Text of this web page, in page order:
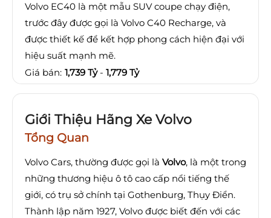
Volvo EC40 là một mẫu SUV coupe chạy điện,
trước đây được gọi là Volvo C40 Recharge, và
được thiết kế để kết hợp phong cách hiện đại với
hiệu suất mạnh mẽ.
Giá bán: 1,739 Tỷ - 1,779 Tỷ
Giới Thiệu Hãng Xe Volvo
Tổng Quan
Volvo Cars, thường được gọi là Volvo, là một trong
những thương hiệu ô tô cao cấp nổi tiếng thế
giới, có trụ sở chính tại Gothenburg, Thụy Điển.
Thành lập năm 1927, Volvo được biết đến với các